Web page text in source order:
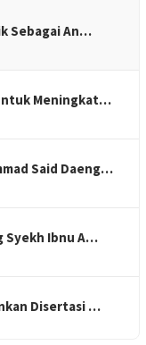
Sebagai An…
Meningkat…
Said Daeng…
Syekh Ibnu A…
Disertasi …